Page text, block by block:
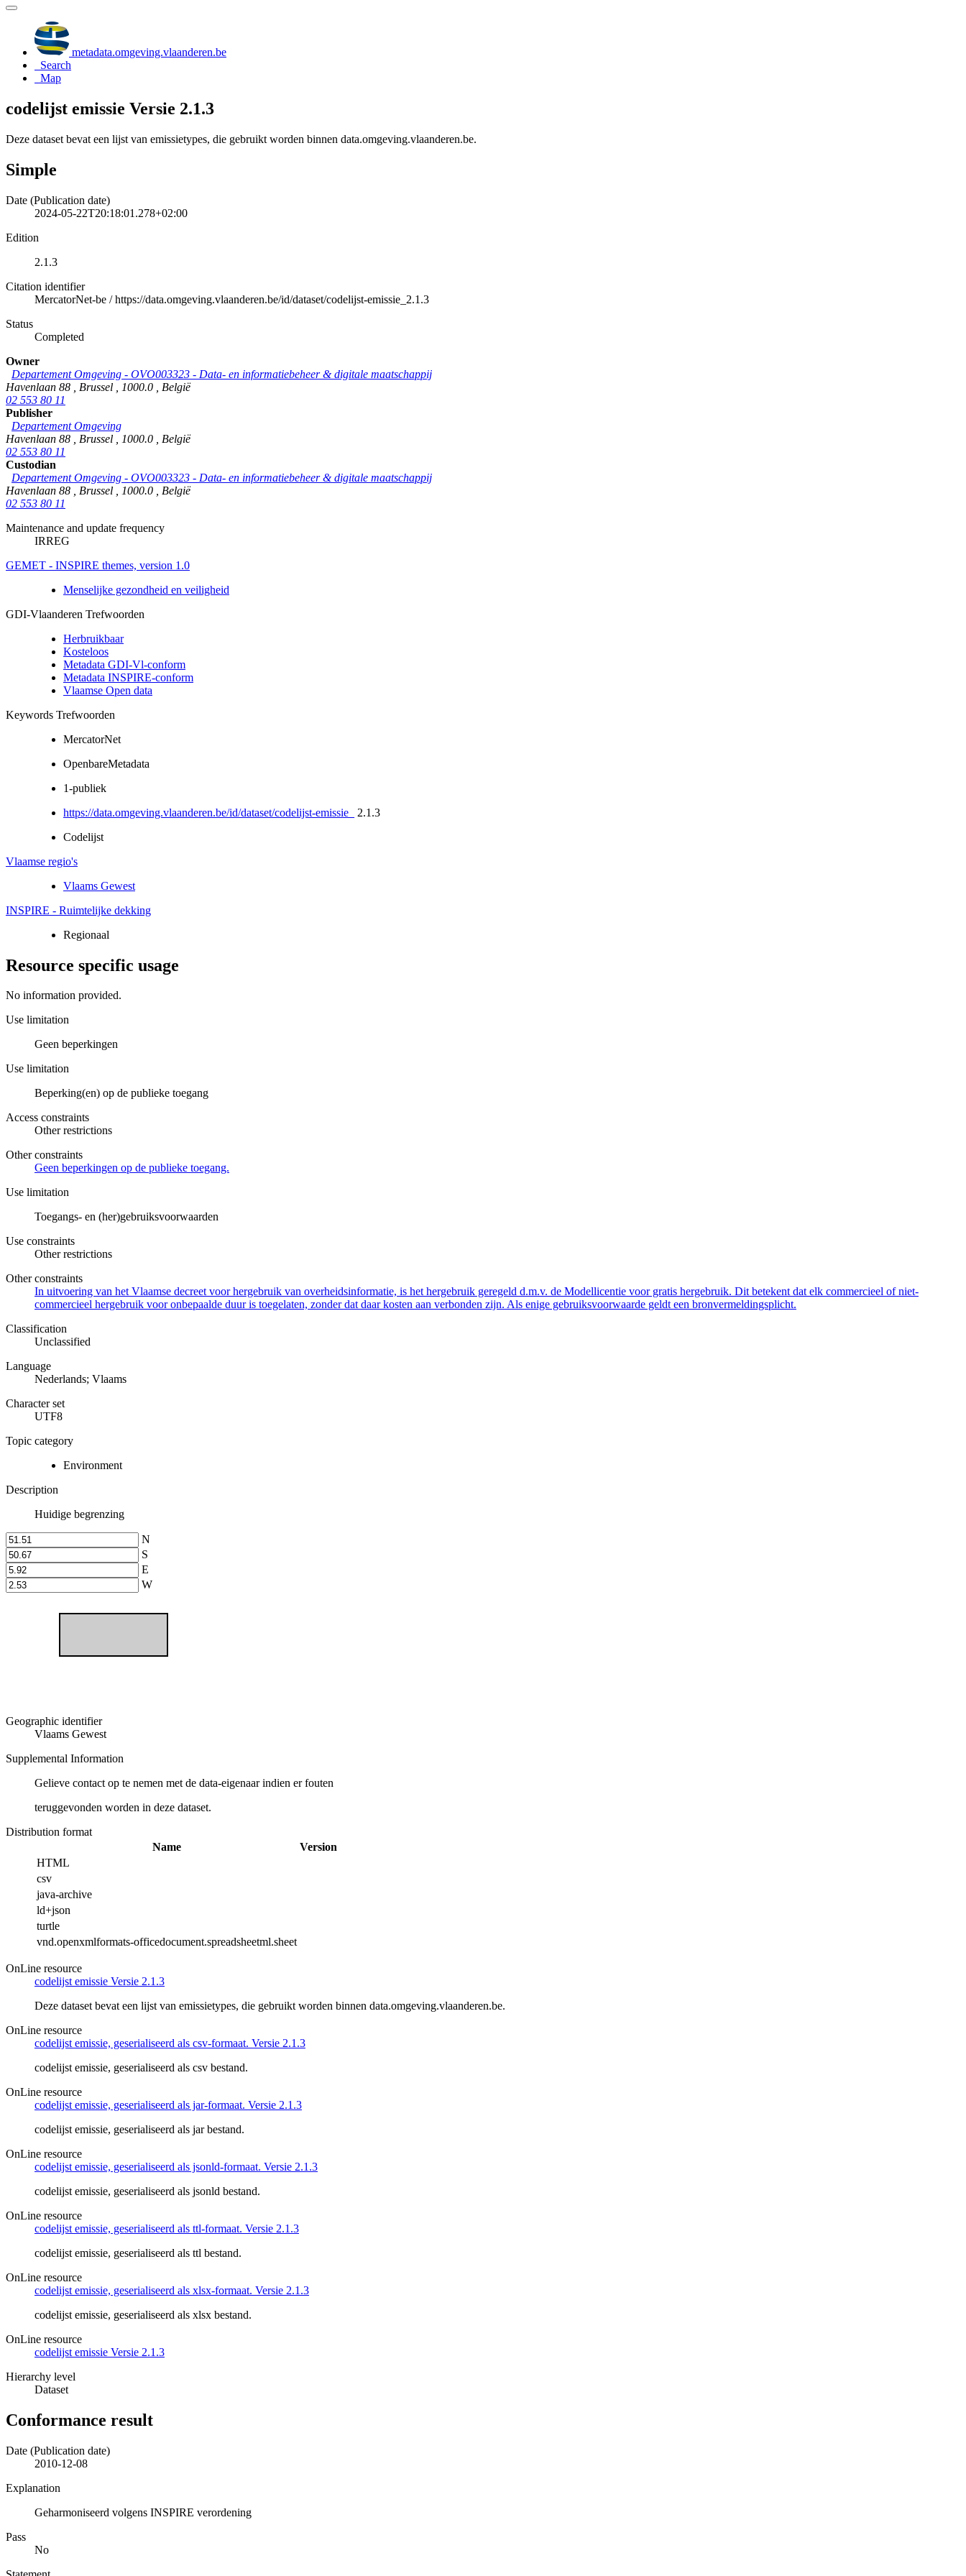
metadata.omgeving.vlaanderen.be
Search
Map
codelijst emissie Versie 2.1.3
Deze dataset bevat een lijst van emissietypes, die gebruikt worden binnen data.omgeving.vlaanderen.be.
Simple
Date (Publication date)
2024-05-22T20:18:01.278+02:00
Edition
2.1.3
Citation identifier
MercatorNet-be /https://data.omgeving.vlaanderen.be/id/dataset/codelijst-emissie_2.1.3
Status
Completed
Owner
Departement Omgeving - OVO003323 - Data- en informatiebeheer & digitale maatschappij
Havenlaan 88
Brussel 1000.0
België
02 553 80 11
Publisher
Departement Omgeving
Havenlaan 88
Brussel 1000.0
België
02 553 80 11
Custodian
Departement Omgeving - OVO003323 - Data- en informatiebeheer & digitale maatschappij
Havenlaan 88
Brussel 1000.0
België
02 553 80 11
Maintenance and update frequency
IRREG
GEMET - INSPIRE themes, version 1.0
Menselijke gezondheid en veiligheid
GDI-Vlaanderen Trefwoorden
Herbruikbaar
Kosteloos
Metadata GDI-Vl-conform
Metadata INSPIRE-conform
Vlaamse Open data
Keywords Trefwoorden
MercatorNet
OpenbareMetadata
1-publiek
https://data.omgeving.vlaanderen.be/id/dataset/codelijst-emissie_
2.1.3
Codelijst
Vlaamse regio's
Vlaams Gewest
INSPIRE - Ruimtelijke dekking
Regionaal
Resource specific usage
No information provided.
Use limitation
Geen beperkingen
Use limitation
Beperking(en) op de publieke toegang
Access constraints
Other restrictions
Other constraints
Geen beperkingen op de publieke toegang.
Use limitation
Toegangs- en (her)gebruiksvoorwaarden
Use constraints
Other restrictions
Other constraints
In uitvoering van het Vlaamse decreet voor hergebruik van overheidsinformatie, is het hergebruik geregeld d.m.v. de Modellicentie voor gratis hergebruik. Dit betekent dat elk commercieel of niet-
commercieel hergebruik voor onbepaalde duur is toegelaten, zonder dat daar kosten aan verbonden zijn. Als enige gebruiksvoorwaarde geldt een bronvermeldingsplicht.
Classification
Unclassified
Language
Nederlands; Vlaams
Character set
UTF8
Topic category
Environment
Description
Huidige begrenzing
N
S
E
W
Geographic identifier
Vlaams Gewest
Supplemental Information
Gelieve contact op te nemen met de data-eigenaar indien er fouten
teruggevonden worden in deze dataset.
Distribution format
Name
Version
HTML
csv
java-archive
ld+json
turtle
vnd.openxmlformats-officedocument.spreadsheetml.sheet
OnLine resource
codelijst emissie Versie 2.1.3
Deze dataset bevat een lijst van emissietypes, die gebruikt worden binnen data.omgeving.vlaanderen.be.
OnLine resource
codelijst emissie, geserialiseerd als csv-formaat. Versie 2.1.3
codelijst emissie, geserialiseerd als csv bestand.
OnLine resource
codelijst emissie, geserialiseerd als jar-formaat. Versie 2.1.3
codelijst emissie, geserialiseerd als jar bestand.
OnLine resource
codelijst emissie, geserialiseerd als jsonld-formaat. Versie 2.1.3
codelijst emissie, geserialiseerd als jsonld bestand.
OnLine resource
codelijst emissie, geserialiseerd als ttl-formaat. Versie 2.1.3
codelijst emissie, geserialiseerd als ttl bestand.
OnLine resource
codelijst emissie, geserialiseerd als xlsx-formaat. Versie 2.1.3
codelijst emissie, geserialiseerd als xlsx bestand.
OnLine resource
codelijst emissie Versie 2.1.3
Hierarchy level
Dataset
Conformance result
Date (Publication date)
2010-12-08
Explanation
Geharmoniseerd volgens INSPIRE verordening
Pass
No